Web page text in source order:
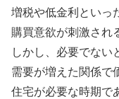
増税や低金利といっ
購買意欲が刺激され
しかし、必要でない
需要が増えた関係で
住宅が必要な時期で